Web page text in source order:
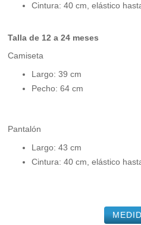
Cintura: 40 cm, elástico
Talla de 12 a 24 meses
Camiseta
Largo: 39 cm
Pecho: 64 cm
Pantalón
Largo: 43 cm
Cintura: 40 cm, elástico